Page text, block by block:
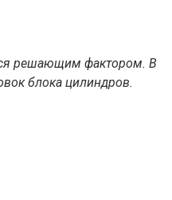
решающим фактором. В
блока цилиндров.